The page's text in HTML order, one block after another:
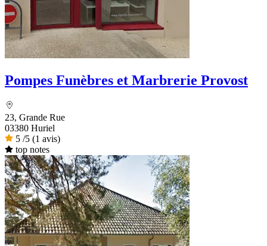
Pompes Funèbres et Marbrerie Provost
23, Grande Rue
03380 Huriel
5 /5 (1 avis)
top notes